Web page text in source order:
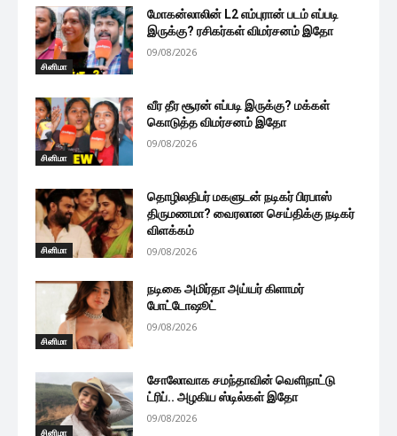
சினிமா
மோகன்லாலின் L2 எம்புரான் படம் எப்படி
இருக்கு? ரசிகர்கள் விமர்சனம் இதோ
09/08/2026
சினிமா
வீர தீர சூரன் எப்படி இருக்கு? மக்கள்
கொடுத்த விமர்சனம் இதோ
09/08/2026
சினிமா
தொழிலதிபர் மகளுடன் நடிகர் பிரபாஸ்
திருமணமா? வைரலான செய்திக்கு நடிகர்
விளக்கம்
09/08/2026
சினிமா
நடிகை அமிர்தா அய்யர் கிளாமர்
போட்டோஷூட்
09/08/2026
சினிமா
சோலோவாக சமந்தாவின் வெளிநாட்டு
ட்ரிப்.. அழகிய ஸ்டில்கள் இதோ
09/08/2026